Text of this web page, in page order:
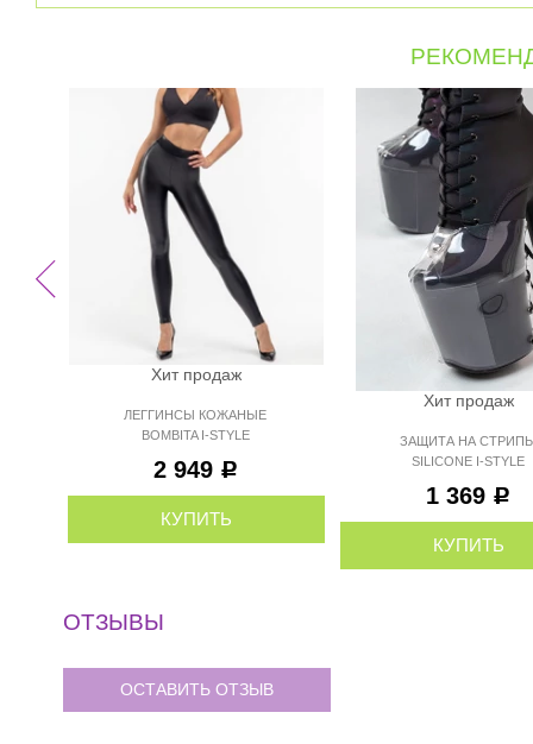
Хит продаж
ЛЕГГИНСЫ КОЖАНЫЕ
BOMBITA I-STYLE
2 949 Р
КУПИТЬ
Хит продаж
ЗАЩИТА НА
SILICONE I-STYLE
1 369 Р
КУПИТЬ
ОТЗЫВЫ
ОСТАВИТЬ ОТЗЫВ